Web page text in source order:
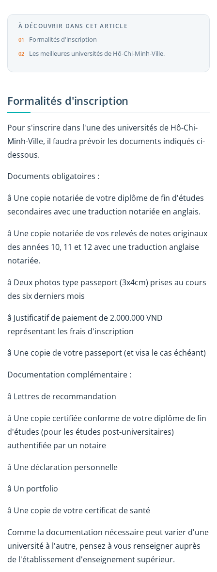
À DÉCOUVRIR DANS CET ARTICLE
Formalités d'inscription
Les meilleures universités de Hô-Chi-Minh-Ville.
Formalités d'inscription
Pour s'inscrire dans l'une des universités de Hô-Chi-
Minh-Ville, il faudra prévoir les documents indiqués ci-
dessous.
Documents obligatoires :
â Une copie notariée de votre diplôme de fin d'études
secondaires avec une traduction notariée en anglais.
â Une copie notariée de vos relevés de notes originaux
des années 10, 11 et 12 avec une traduction anglaise
notariée.
â Deux photos type passeport (3x4cm) prises au cours
des six derniers mois
â Justificatif de paiement de 2.000.000 VND
représentant les frais d'inscription
â Une copie de votre passeport (et visa le cas échéant)
Documentation complémentaire :
â Lettres de recommandation
â Une copie certifiée conforme de votre diplôme de fin
d'études (pour les études post-universitaires)
authentifiée par un notaire
â Une déclaration personnelle
â Un portfolio
â Une copie de votre certificat de santé
Comme la documentation nécessaire peut varier d'une
université à l'autre, pensez à vous renseigner auprès
de l'établissement d'enseignement supérieur.